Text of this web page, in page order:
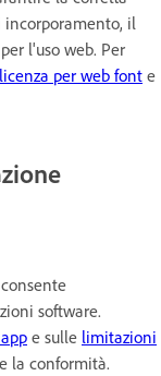
incorporamento, il
l'uso web. Per
per web fonte
software.
e sulle limitazioni
la conformità.